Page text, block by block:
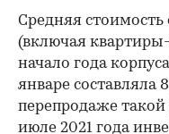
Средняя
(включая
начало года
январе составляла
перепродаже
июле 2021 года